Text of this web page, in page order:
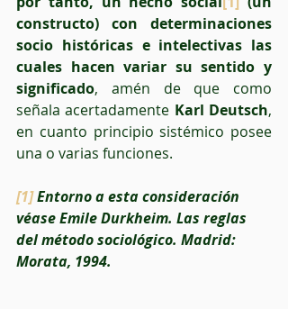
constructo) con determinaciones
socio históricas e intelectivas las
cuales hacen variar su sentido y
significado, amén de que como
señala acertadamente Karl Deutsch,
en cuanto principio sistémico posee
una o varias funciones.
[1] Entorno a esta consideración
véase Emile Durkheim. Las reglas
del método sociológico. Madrid:
Morata, 1994.